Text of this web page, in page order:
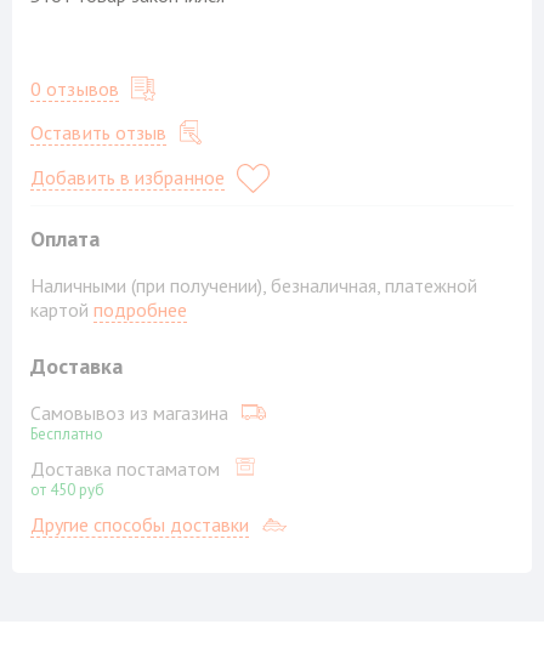
0 отзывов
Оставить отзыв
Добавить в избранное
Оплата
Наличными (при получении), безналичная, платежной
картой подробнее
Доставка
Самовывоз из магазина
Бесплатно
Доставка постаматом
от 450 руб
Другие способы доставки